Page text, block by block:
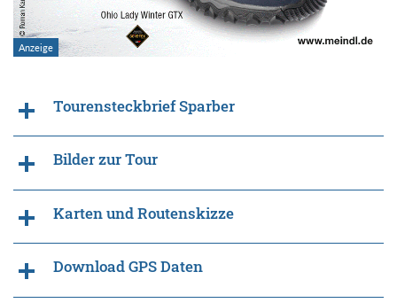
Tourensteckbrief Sparber
Bilder zur Tour
Karten und Routenskizze
Download GPS Daten